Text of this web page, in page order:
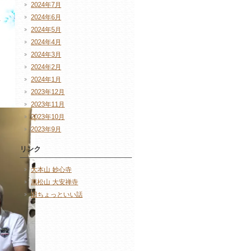
2024年7月
2024年6月
2024年5月
2024年4月
2024年3月
2024年2月
2024年1月
2023年12月
2023年11月
2023年10月
2023年9月
リンク
大本山 妙心寺
萬松山 大安禅寺
旧ちょっといい話